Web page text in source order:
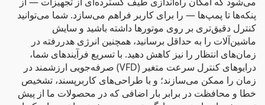
پنکه‌ها تا پمپ‌ها — را برای کاربر فراهم می‌سازد. شما می‌توانید
کنترل دقیق‌تری بر روی موتورها داشته باشید و سایش
ماشین‌آلات را به حداقل برسانید، همچنین انرژی هدررفته در
زمان‌های انتظار را نیز کاهش دهید. با تسریع فرآیندهای شما،
درایوهای کنترل سرعت متغیر (VFD) صرفه‌جویی ارزشمند در
زمان را ممکن می‌سازند؛ و با طراحی‌های کاربرپسند، تشخیص
خطا و محافظت در برابر بار اضافی که در محصولات ما از پیش